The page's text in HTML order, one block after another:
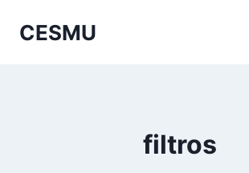
CESMU
filtros